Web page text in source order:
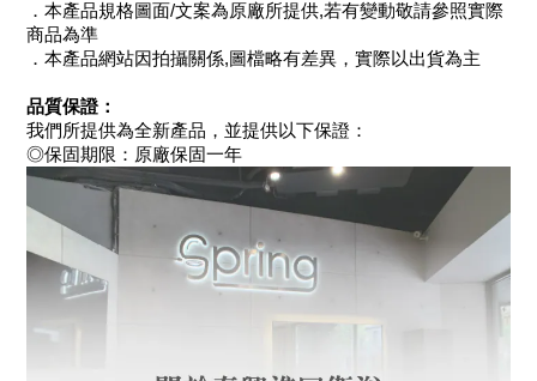
．本產品規格圖面/文案為原廠所提供,若有變動敬請參照實際
商品為準
．本產品網站因拍攝關係,圖檔略有差異，實際以出貨為主
品質保證：
我們所提供為全新產品，並提供以下保證：
◎保固期限：原廠保固一年